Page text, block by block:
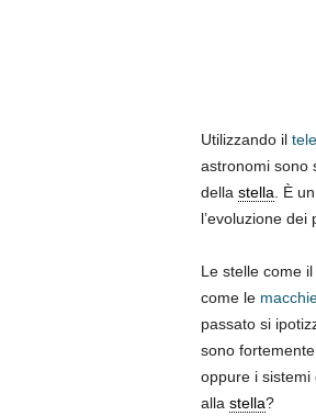
Utilizzando il
astronomi sono
della stella . È
l’evoluzione
Le stelle come il
come le
passato si
sono
oppure i sistemi
alla stella?